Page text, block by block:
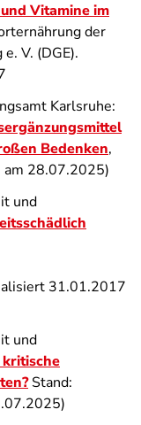
Vitamine im
der
V. (DGE).
Karlsruhe:
Bedenken,
am 28.07.2025)
und
31.01.2017
und
Stand: